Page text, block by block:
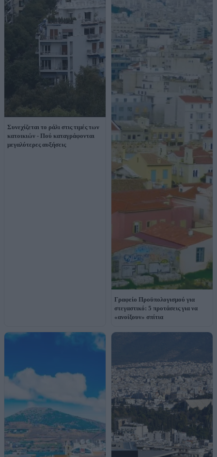
Συνεχίζεται το ράλι στις τιμές των
κατοικιών - Πού καταγράφονται
μεγαλύτερες αυξήσεις
Γραφείο Προϋπολογισμού για
στεγαστικό: 5 προτάσεις για να
«ανοίξουν» σπίτια